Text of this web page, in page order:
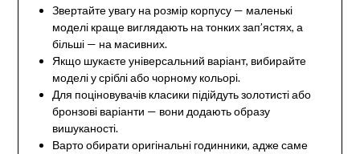
Звертайте увагу на розмір корпусу — маленькі
моделі краще виглядають на тонких зап’ястях, а
більші — на масивних.
Якщо шукаєте універсальний варіант, вибирайте
моделі у сріблі або чорному кольорі.
Для поціновувачів класики підійдуть золотисті або
бронзові варіанти — вони додають образу
вишуканості.
Варто обирати оригінальні годинники, адже саме